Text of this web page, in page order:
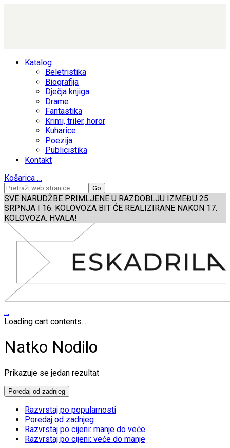
Katalog
Beletristika
Biografija
Dječja knjiga
Drame
Fantastika
Krimi, triler, horor
Kuharice
Poezija
Publicistika
Kontakt
Košarica …
SVE NARUDŽBE PRIMLJENE U RAZDOBLJU IZMEĐU 25.
SRPNJA I 16. KOLOVOZA BIT ĆE REALIZIRANE NAKON 17.
KOLOVOZA. HVALA!
…
Loading cart contents...
Natko Nodilo
Prikazuje se jedan rezultat
Poredaj od zadnjeg
Razvrstaj po popularnosti
Poredaj od zadnjeg
Razvrstaj po cijeni: manje do veće
Razvrstaj po cijeni: veće do manje